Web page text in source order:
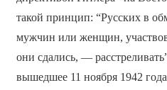
такой принцип: “Русских в
мужчин или женщин,
они сдались, —
вышедшее 11 ноября 1942